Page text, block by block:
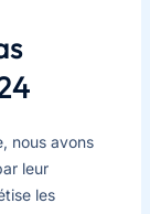
nous avons
leur
les